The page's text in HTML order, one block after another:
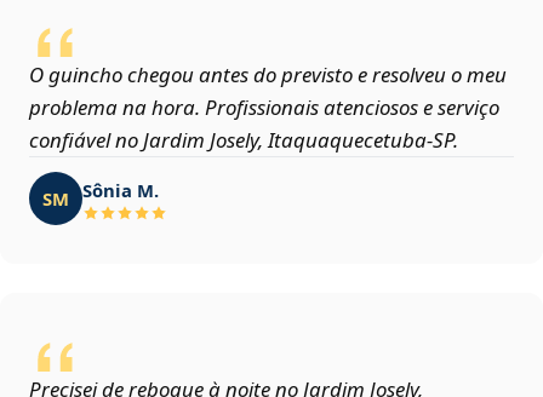
O guincho chegou antes do previsto e resolveu o meu
problema na hora. Profissionais atenciosos e serviço
confiável no Jardim Josely, Itaquaquecetuba‑SP.
SM Sônia M.
Precisei de reboque à noite no Jardim Josely,